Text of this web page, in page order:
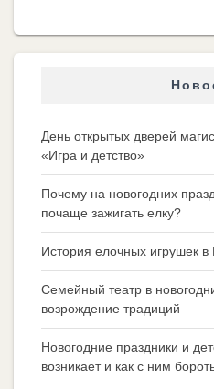
День открытых дверей
«Игра и детство»
Почему на новогодних
почаще зажигать елку?
История елочных игрушек в
Семейный театр в
возрождение традиций
Новогодние праздники и
возникает и как с ним